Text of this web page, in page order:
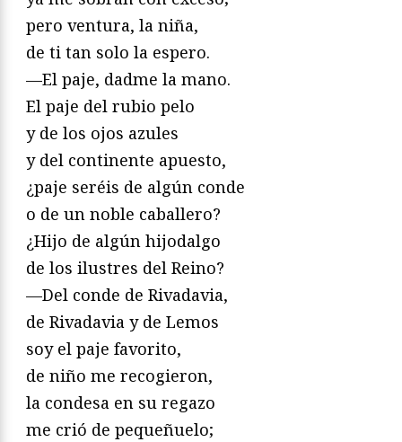
pero ventura, la niña,
de ti tan solo la espero.
—El paje, dadme la mano.
El paje del rubio pelo
y de los ojos azules
y del continente apuesto,
¿paje seréis de algún conde
o de un noble caballero?
¿Hijo de algún hijodalgo
de los ilustres del Reino?
—Del conde de Rivadavia,
de Rivadavia y de Lemos
soy el paje favorito,
de niño me recogieron,
la condesa en su regazo
me crió de pequeñuelo;